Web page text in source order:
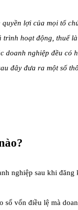
lợi của mọi tổ
hoạt động, thuế
doanh nghiệp đều có
đây đưa ra một số
nghiệp sau khi
vốn điều lệ mà